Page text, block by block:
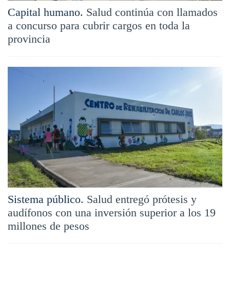
Capital humano. Salud continúa con llamados
a concurso para cubrir cargos en toda la
provincia
Sistema público. Salud entregó prótesis y
audífonos con una inversión superior a los 19
millones de pesos